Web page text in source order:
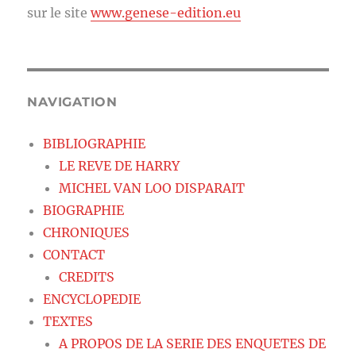
sur le sitewww.genese-edition.eu
NAVIGATION
BIBLIOGRAPHIE
LE REVE DE HARRY
MICHEL VAN LOO DISPARAIT
BIOGRAPHIE
CHRONIQUES
CONTACT
CREDITS
ENCYCLOPEDIE
TEXTES
A PROPOS DE LA SERIE DES ENQUETES DE